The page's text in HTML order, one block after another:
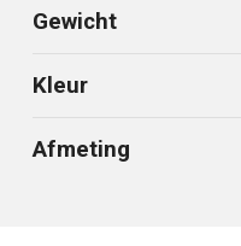
Gewicht
Kleur
Afmeting